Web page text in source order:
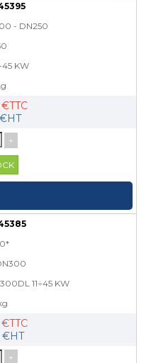
- DN250
KW
+
11÷45 KW
€HT
+